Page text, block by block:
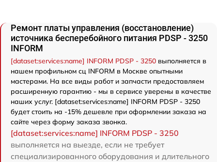
Ремонт платы управления (восстановление)
источника бесперебойного питания PDSP - 3250
INFORM
[dataset:services:name] INFORM PDSP - 3250 выполняется в
нашем профильном сц INFORM в Москве опытными
мастерами. На все виды работ и запчасти предоставляем
расширенную гарантию - мы в сервисе уверены в качестве
наших услуг. [dataset:services:name] INFORM PDSP - 3250
будет стоить на -15% дешевле при оформлении заказа на
сайте через форму заказа звонка.
[dataset:services:name] INFORM PDSP - 3250
выполняется на выезде, если не требует
специализированного оборудования и длительного